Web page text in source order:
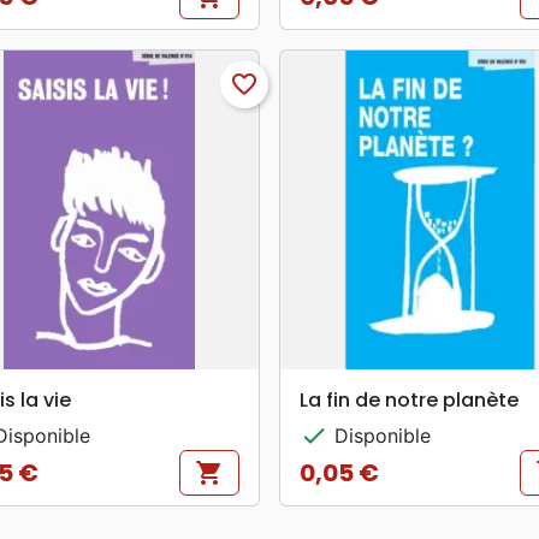
Prix
search APERÇU RAPIDE
favorite_border
la vie
€ shopping_cart
search APERÇU RAPIDE
La fin de notre planète
check Disponible
Prix
0,05 €